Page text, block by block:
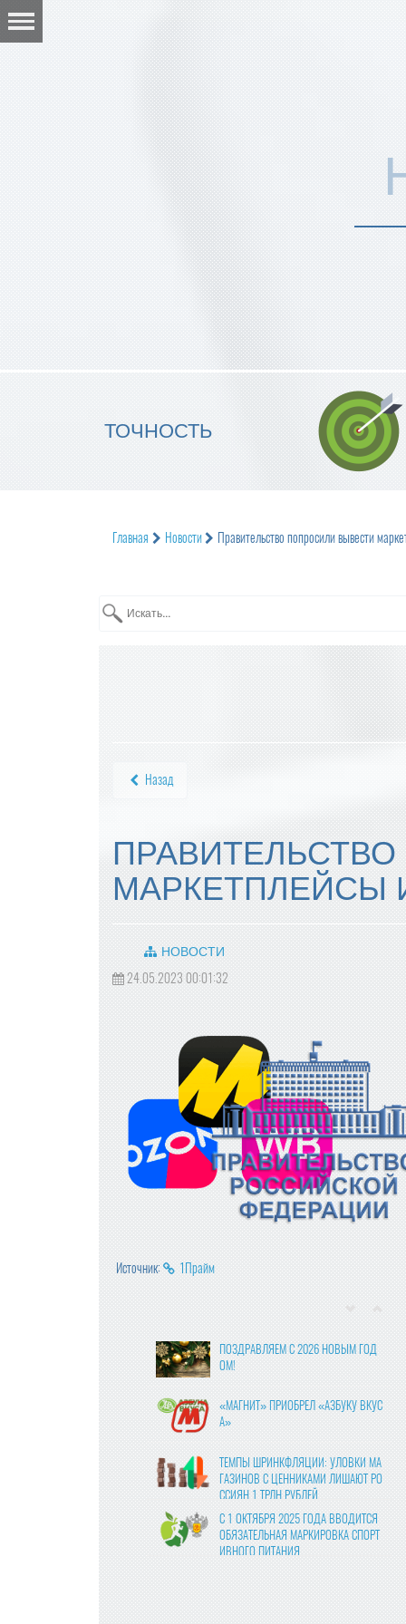
ТОЧНОСТЬ
Главная Новости Правительство попросили вывести
Назад
МАРКЕТПЛЕЙСЫ
НОВОСТИ
24.05.2023 00:01:32
Источник: 1Прайм
ПОЗДРАВЛЯЕМ С 2026 НОВЫМ ГОД
ОМ!
«МАГНИТ» ПРИОБРЕЛ «АЗБУКУ ВКУС
А»
ТЕМПЫ ШРИНКФЛЯЦИИ: УЛОВКИ МА
ГАЗИНОВ С ЦЕННИКАМИ ЛИШАЮТ РО
ССИЯН 1 ТРЛН РУБЛЕЙ
С 1 ОКТЯБРЯ 2025 ГОДА ВВОДИТСЯ
ОБЯЗАТЕЛЬНАЯ МАРКИРОВКА СПОРТ
ИВНОГО ПИТАНИЯ